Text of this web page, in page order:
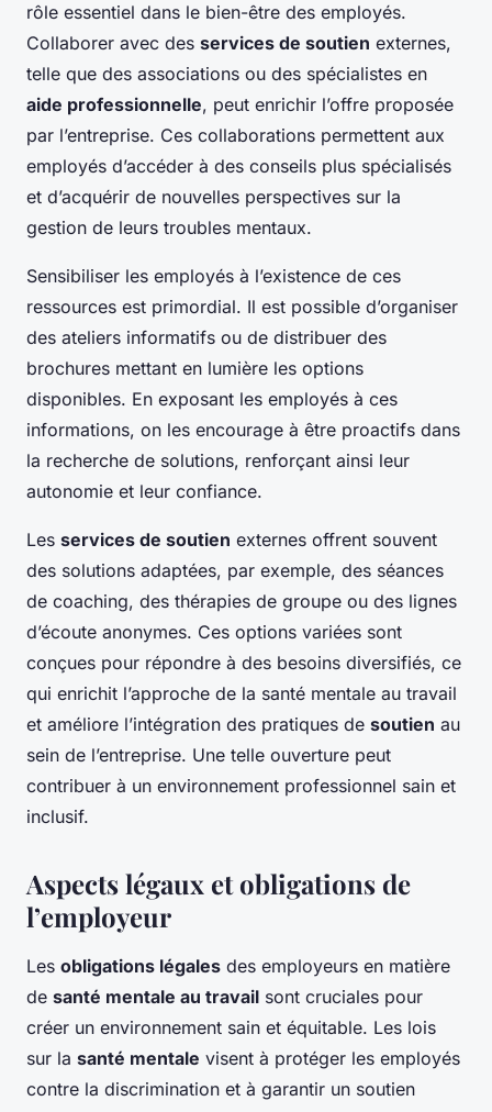
rôle essentiel dans le bien-être des employés.
Collaborer avec des services de soutien externes,
telle que des associations ou des spécialistes en
aide professionnelle, peut enrichir l’offre proposée
par l’entreprise. Ces collaborations permettent aux
employés d’accéder à des conseils plus spécialisés
et d’acquérir de nouvelles perspectives sur la
gestion de leurs troubles mentaux.
Sensibiliser les employés à l’existence de ces
ressources est primordial. Il est possible d’organiser
des ateliers informatifs ou de distribuer des
brochures mettant en lumière les options
disponibles. En exposant les employés à ces
informations, on les encourage à être proactifs dans
la recherche de solutions, renforçant ainsi leur
autonomie et leur confiance.
Les services de soutien externes offrent souvent
des solutions adaptées, par exemple, des séances
de coaching, des thérapies de groupe ou des lignes
d’écoute anonymes. Ces options variées sont
conçues pour répondre à des besoins diversifiés, ce
qui enrichit l’approche de la santé mentale au travail
et améliore l’intégration des pratiques de soutien au
sein de l’entreprise. Une telle ouverture peut
contribuer à un environnement professionnel sain et
inclusif.
Aspects légaux et obligations de
l’employeur
Les obligations légales des employeurs en matière
de santé mentale au travail sont cruciales pour
créer un environnement sain et équitable. Les lois
sur la santé mentale visent à protéger les employés
contre la discrimination et à garantir un soutien